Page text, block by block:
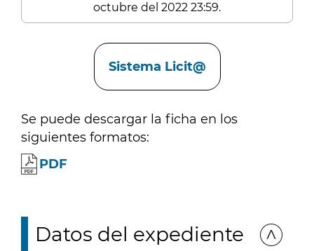
octubre del 2022 23:59.
Sistema Licit@
Se puede descargar la ficha en los
siguientes formatos:
PDF
Datos del expediente